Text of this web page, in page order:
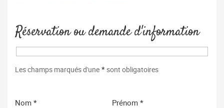
Réservation ou demande d'information
Les champs marqués d'une * sont obligatoires
Nom * Prénom *